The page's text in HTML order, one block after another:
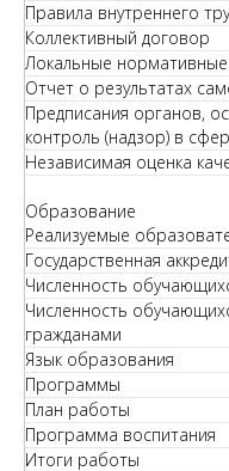
Правила внутреннего
Коллективный договор
Локальные нормативные
Отчет о результатах
Предписания органов,
контроль (надзор) в
Независимая оценка
Образование
Реализуемые
Государственная
Численность
Численность
гражданами
Язык образования
Программы
План работы
Программа воспитания
Итоги работы